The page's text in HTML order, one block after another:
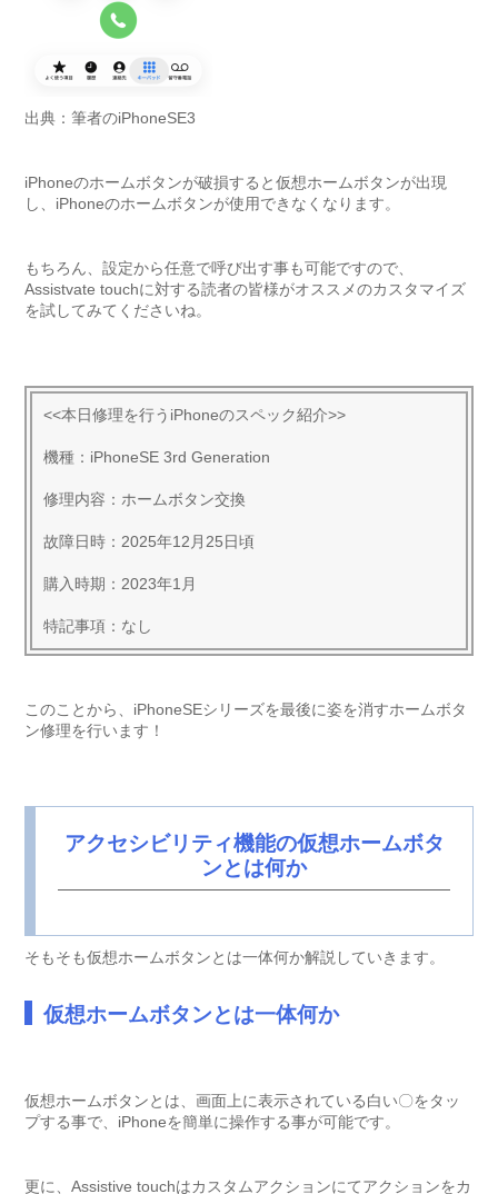
出典：筆者のiPhoneSE3
iPhoneのホームボタンが破損すると仮想ホームボタンが出現
し、iPhoneのホームボタンが使用できなくなります。
もちろん、設定から任意で呼び出す事も可能ですので、
Assistvate touchに対する読者の皆様がオススメのカスタマイズ
を試してみてくださいね。
<<本日修理を行うiPhoneのスペック紹介>>
機種：iPhoneSE 3rd Generation
修理内容：ホームボタン交換
故障日時：2025年12月25日頃
購入時期：2023年1月
特記事項：なし
このことから、iPhoneSEシリーズを最後に姿を消すホームボタ
ン修理を行います！
アクセシビリティ機能の仮想ホームボタ
ンとは何か
そもそも仮想ホームボタンとは一体何か解説していきます。
仮想ホームボタンとは一体何か
仮想ホームボタンとは、画面上に表示されている白い〇をタッ
プする事で、iPhoneを簡単に操作する事が可能です。
更に、Assistive touchはカスタムアクションにてアクションをカ